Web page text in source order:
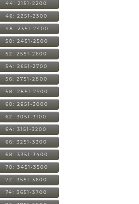
44: 2151-2200
46: 2251-2300
48: 2351-2400
50: 2451-2500
52: 2551-2600
54: 2651-2700
56: 2751-2800
58: 2851-2900
60: 2951-3000
62: 3051-3100
64: 3151-3200
66: 3251-3300
68: 3351-3400
70: 3451-3500
72: 3551-3600
74: 3651-3700